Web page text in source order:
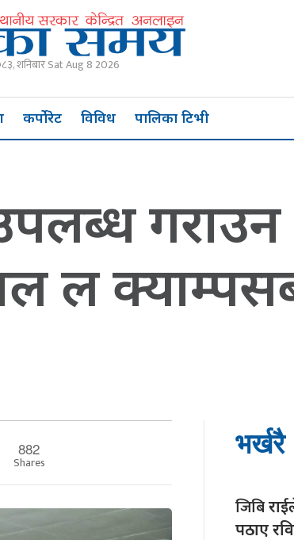
शनिबार Sat Aug 8 2026
कर्पोरेट विविध पालिका टिभी
गराउन
ल
882
Shares
भर्खरै
जिबि
पठाए